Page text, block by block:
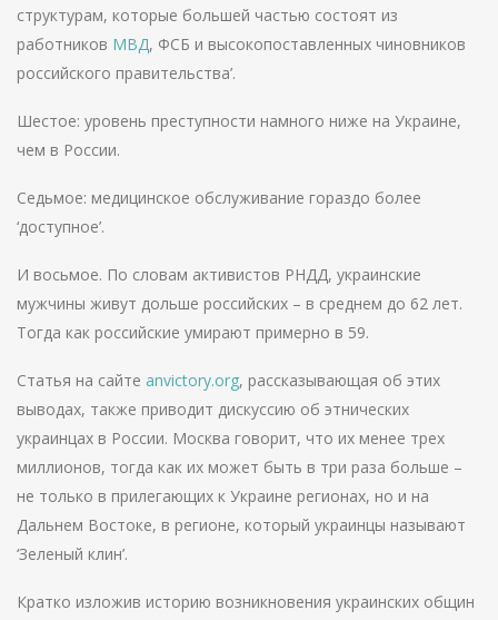
структурам, которые большей частью состоят из
работников МВД, ФСБ и высокопоставленных чиновников
российского правительства’.
Шестое: уровень преступности намного ниже на Украине,
чем в России.
Седьмое: медицинское обслуживание гораздо более
‘доступное’.
И восьмое. По словам активистов РНДД, украинские
мужчины живут дольше российских – в среднем до 62 лет.
Тогда как российские умирают примерно в 59.
Статья на сайте anvictory.org, рассказывающая об этих
выводах, также приводит дискуссию об этнических
украинцах в России. Москва говорит, что их менее трех
миллионов, тогда как их может быть в три раза больше –
не только в прилегающих к Украине регионах, но и на
Дальнем Востоке, в регионе, который украинцы называют
‘Зеленый клин’.
Кратко изложив историю возникновения украинских общин